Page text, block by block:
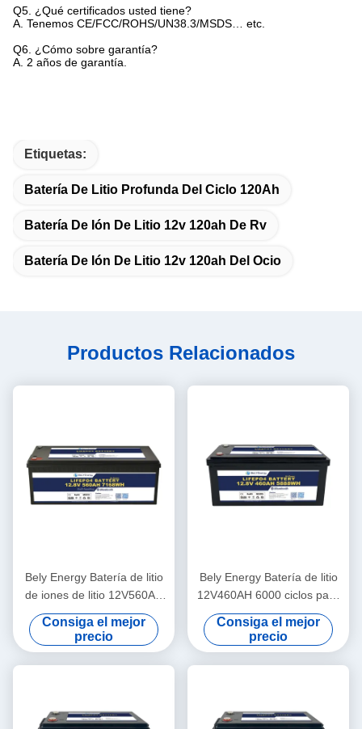
Q5. ¿Qué certificados usted tiene?
A. Tenemos CE/FCC/ROHS/UN38.3/MSDS… etc.
Q6. ¿Cómo sobre garantía?
A. 2 años de garantía.
Etiquetas:
Batería De Litio Profunda Del Ciclo 120Ah
Batería De Ión De Litio 12v 120ah De Rv
Batería De Ión De Litio 12v 120ah Del Ocio
Productos Relacionados
Bely Energy Batería de litio
de iones de litio 12V560AH
LiFePO4 de 24 voltios para
autocaravana fuera de
carretera
Consiga el mejor
precio
Bely Energy Batería de litio
12V460AH 6000 ciclos para
automóviles eléctricos
marinos Motor marino
Consiga el mejor
precio